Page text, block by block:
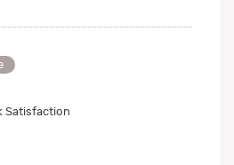
Satisfaction